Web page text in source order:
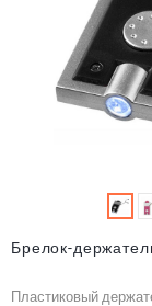
Брелок-
Пластиковый